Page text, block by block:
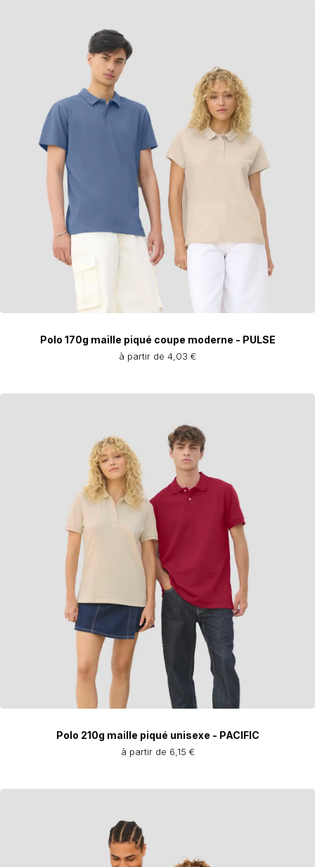
Polo 170g maille piqué coupe moderne - PULSE
à partir de 4,03 €
Polo 210g maille piqué unisexe - PACIFIC
à partir de 6,15 €